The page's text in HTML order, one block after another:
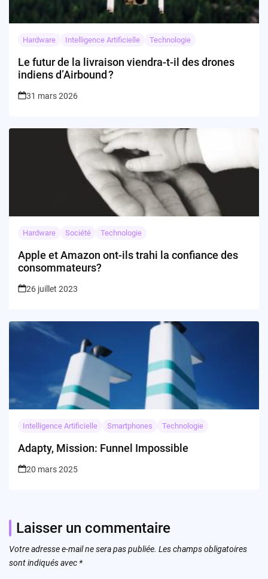
Hardware Intelligence Artificielle Technologie
Le futur de la livraison viendra-t-il des drones
indiens d’Airbound ?
31 mars 2026
Hardware Société Technologie
Apple et Amazon ont-ils trahi la confiance des
consommateurs?
26 juillet 2023
Intelligence Artificielle Smartphones Technologie
Adapty, Mission: Funnel Impossible
20 mars 2025
Laisser un commentaire
Votre adresse e-mail ne sera pas publiée. Les champs obligatoires
sont indiqués avec *